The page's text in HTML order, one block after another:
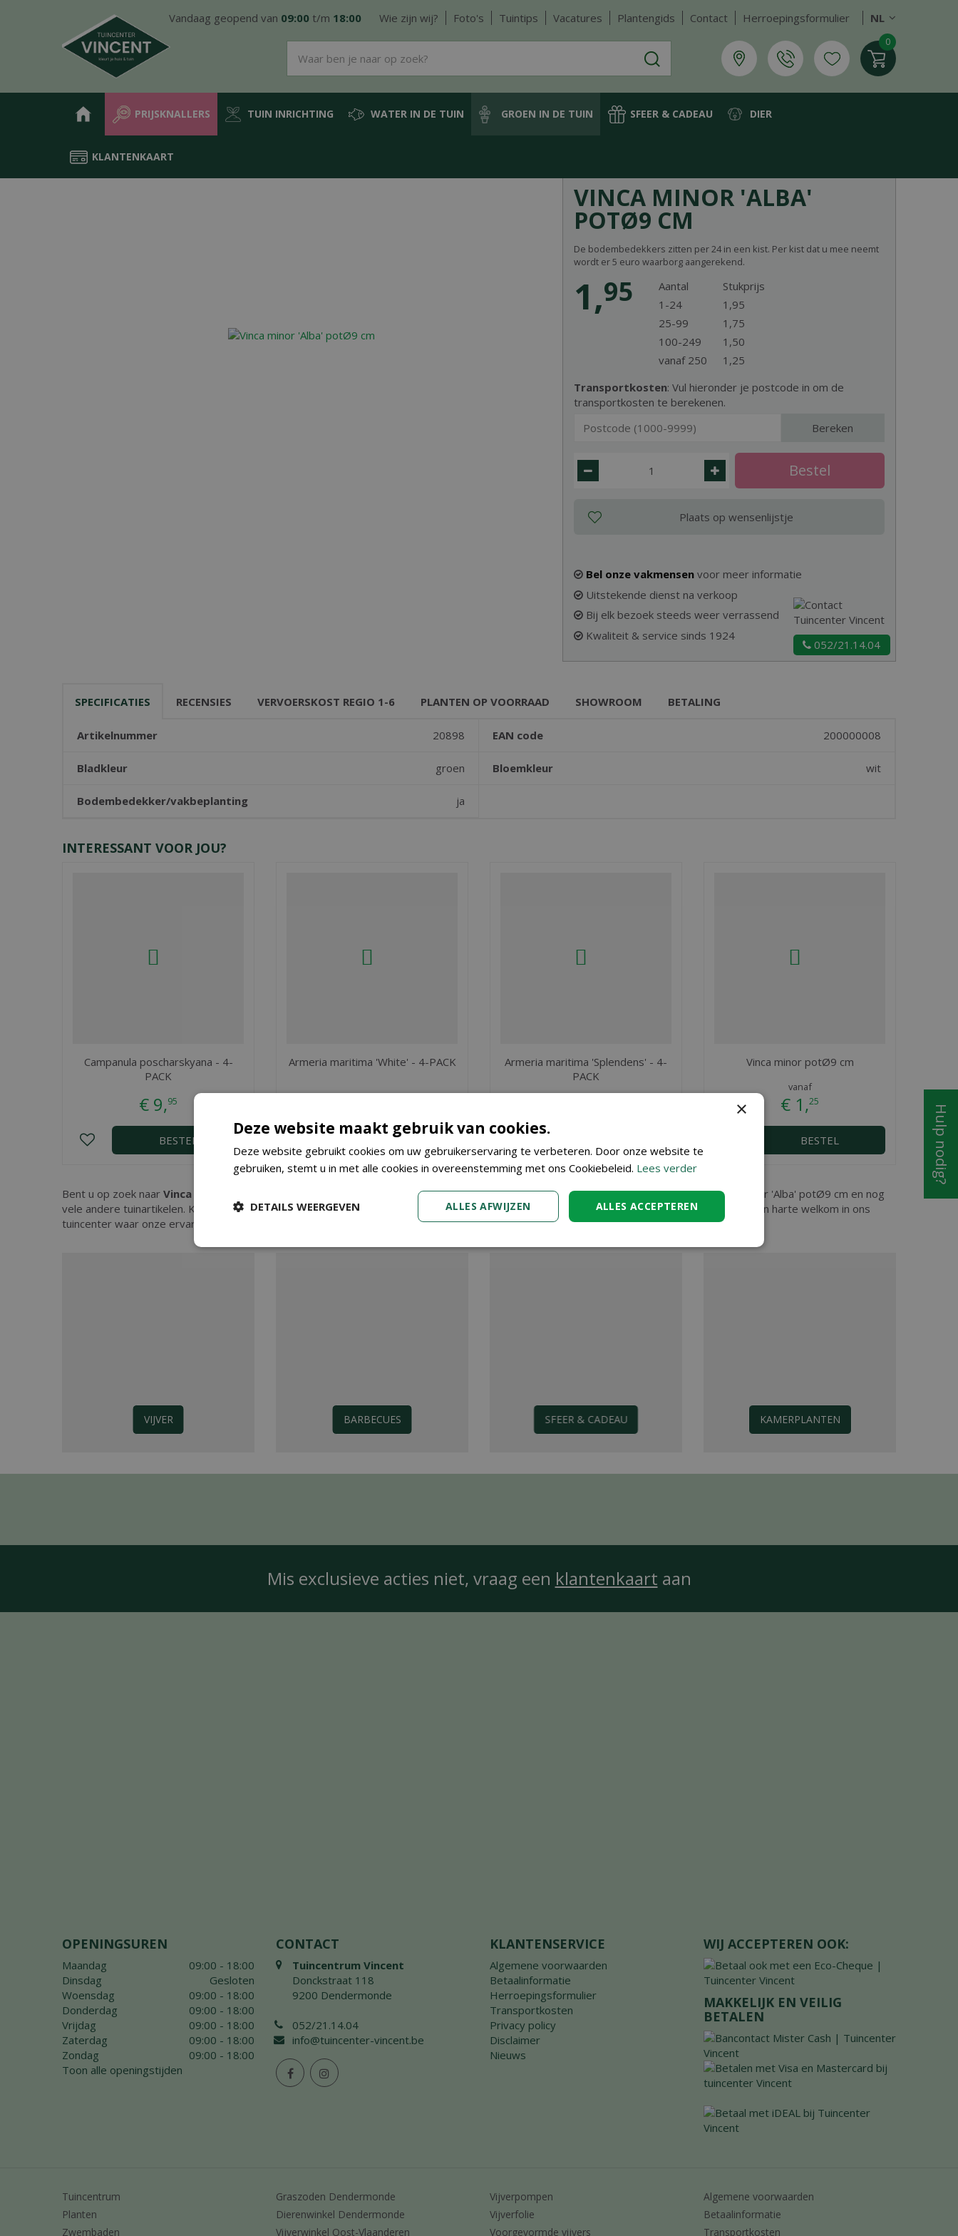
Home Producten Groen in de tuin
Vandaag geopend van 09:00 t/m 18:00 Wie zijn wij? Foto's Tuintips Vacatures Plantengids Contact Herroepingsformulier NL
PRIJSKNALLERS TUIN INRICHTING WATER IN DE TUIN GROEN IN DE TUIN SFEER & CADEAU DIER
KLANTENKAART
VINCA MINOR 'ALBA'
POTØ9 CM
Transportkosten: Vul hieronder je postcode in om de
transportkosten te berekenen.
Bereken
1,95 Aantal
Stukprijs
1-24
1 ,95
25-99
1 ,75
100-249
1 ,50
vanaf 250
1 ,25
De bodembedekkers zitten per 24 in een kist. Per kist dat u mee neemt
wordt er 5 euro waarborg aangerekend.
Bel onze vakmensen voor meer informatie
Uitstekende dienst na verkoop
Bij elk bezoek steeds weer verrassend
Kwaliteit & service sinds 1924
052/21.14.04
SPECIFICATIES RECENSIES VERVOERSKOST REGIO 1-6 PLANTEN OP VOORRAAD SHOWROOM BETALING
Artikelnummer 20898 EAN code 200000008
Bladkleur groen Bloemkleur wit
Bodembedekker/vakbeplanting ja
INTERESSANT VOOR JOU?
Campanula poscharskyana - 4-
PACK
€ 9,95
BESTEL
Armeria maritima 'White' - 4-PACK
BESTEL
Armeria maritima 'Splendens' - 4-
PACK
Vinca minor potØ9 cm
vanaf
€ 1 ,25
BESTEL
Bent u op zoek naar Vinca minor 'Alba' potØ9 cm
? Bij Tuincenter Vincent in Dendermonde, nabij Aalst, Gent en Sint Niklaas, vindt u Vinca minor 'Alba' potØ9 cm en nog
vele andere tuinartikelen. Kopen doet u eenvoudig in onze webshop. Wilt u meer informatie over Vinca minor 'Alba' potØ9 cm dan bent u ook van harte welkom in ons
tuincenter waar onze ervaren medewerkers u kunnen adviseren. Graag tot ziens!
VIJVER BARBECUES SFEER & CADEAU KAMERPLANTEN
Mis exclusieve acties niet, vraag een klantenkaart aan
OPENINGSUREN
Maandag
09:00 - 18:00
Dinsdag
Gesloten
Woensdag
09:00 - 18:00
Donderdag
09:00 - 18:00
Vrijdag
09:00 - 18:00
Zaterdag
09:00 - 18:00
Zondag
09:00 - 18:00
Toon alle openingstijden
CONTACT
Tuincentrum Vincent
Donckstraat 118
9200 Dendermonde
052/21.14.04
info@tuincenter-vincent.be
KLANTENSERVICE
Algemene voorwaarden
Betaalinformatie
Herroepingsformulier
Transportkosten
Privacy policy
Disclaimer
Nieuws
WIJ ACCEPTEREN OOK:
MAKKELIJK EN VEILIG
BETALEN
Tuincentrum
Planten
Zwembaden
Graszoden Dendermonde
Dierenwinkel Dendermonde
Vijverwinkel Oost-Vlaanderen
Vijverpompen
Vijverfolie
Voorgevormde vijvers
Algemene voorwaarden
Betaalinformatie
Transportkosten
Hulp nodig?
×
Deze website maakt gebruik van cookies.
Deze website gebruikt cookies om uw gebruikerservaring te verbeteren. Door onze website te
gebruiken, stemt u in met alle cookies in overeenstemming met ons Cookiebeleid. Lees verder
ALLES ACCEPTEREN
ALLES AFWIJZEN
DETAILS WEERGEVEN